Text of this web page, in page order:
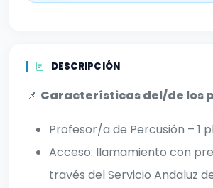
DESCRIPCIÓN
📌 Características del/de los
Profesor/a de Percusión – 1
Acceso: llamamiento con
través del Servicio Andaluz